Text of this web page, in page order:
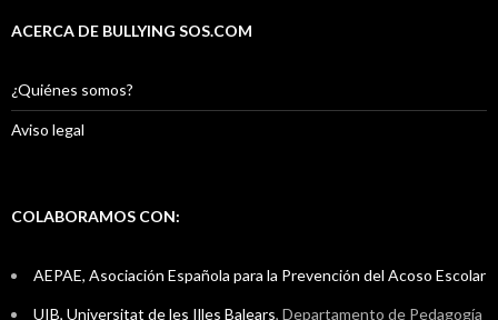
ACERCA DE BULLYING SOS.COM
¿Quiénes somos?
Aviso legal
COLABORAMOS CON:
AEPAE, Asociación Española para la Prevención del Acoso Escolar
UIB, Universitat de les Illes Balears, Departamento de Pedagogía